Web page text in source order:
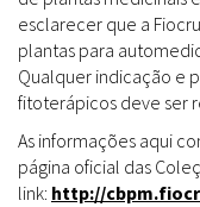
esclarecer que a
plantas para
Qualquer indicação e
fitoterápicos deve ser
As informações aqui
página oficial das
link: http://